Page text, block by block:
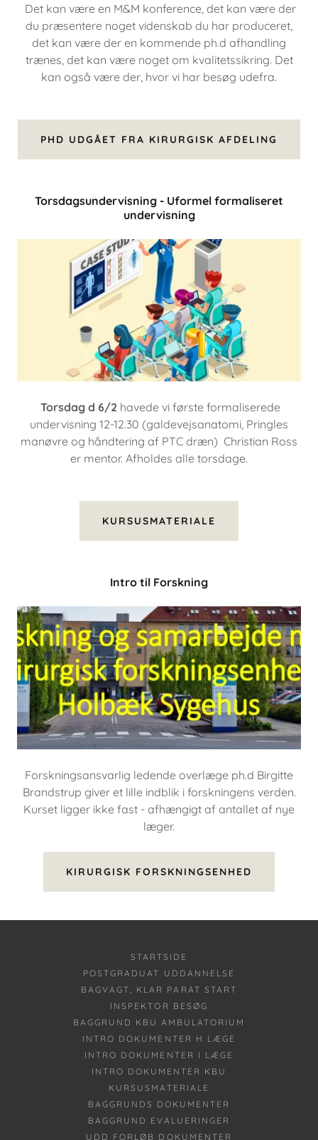
Det kan være en M&M konference, det kan være der
du præsentere noget videnskab du har produceret,
det kan være der en kommende ph.d afhandling
trænes, det kan være noget om kvalitetssikring. Det
kan også være der, hvor vi har besøg udefra.
PHD UDGÅET FRA KIRURGISK AFDELING
Torsdagsundervisning - Uformel formaliseret
undervisning
Torsdag d 6/2 havede vi første formaliserede
undervisning 12-12.30 (galdevejsanatomi, Pringles
manøvre og håndtering af PTC dræn) Christian Ross
er mentor. Afholdes alle torsdage.
KURSUSMATERIALE
Intro til Forskning
Forskningsansvarlig ledende overlæge ph.d Birgitte
Brandstrup giver et lille indblik i forskningens verden.
Kurset ligger ikke fast - afhængigt af antallet af nye
læger.
KIRURGISK FORSKNINGSENHED
STARTSIDE
POSTGRADUAT UDDANNELSE
BAGVAGT, KLAR PARAT START
INSPEKTOR BESØG
BAGGRUND KBU AMBULATORIUM
INTRO DOKUMENTER H LÆGE
INTRO DOKUMENTER I LÆGE
INTRO DOKUMENTER KBU
KURSUSMATERIALE
BAGGRUNDS DOKUMENTER
BAGGRUND EVALUERINGER
UDD FORLØB DOKUMENTER